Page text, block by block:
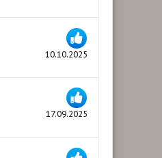
10.10.2025
17.09.2025